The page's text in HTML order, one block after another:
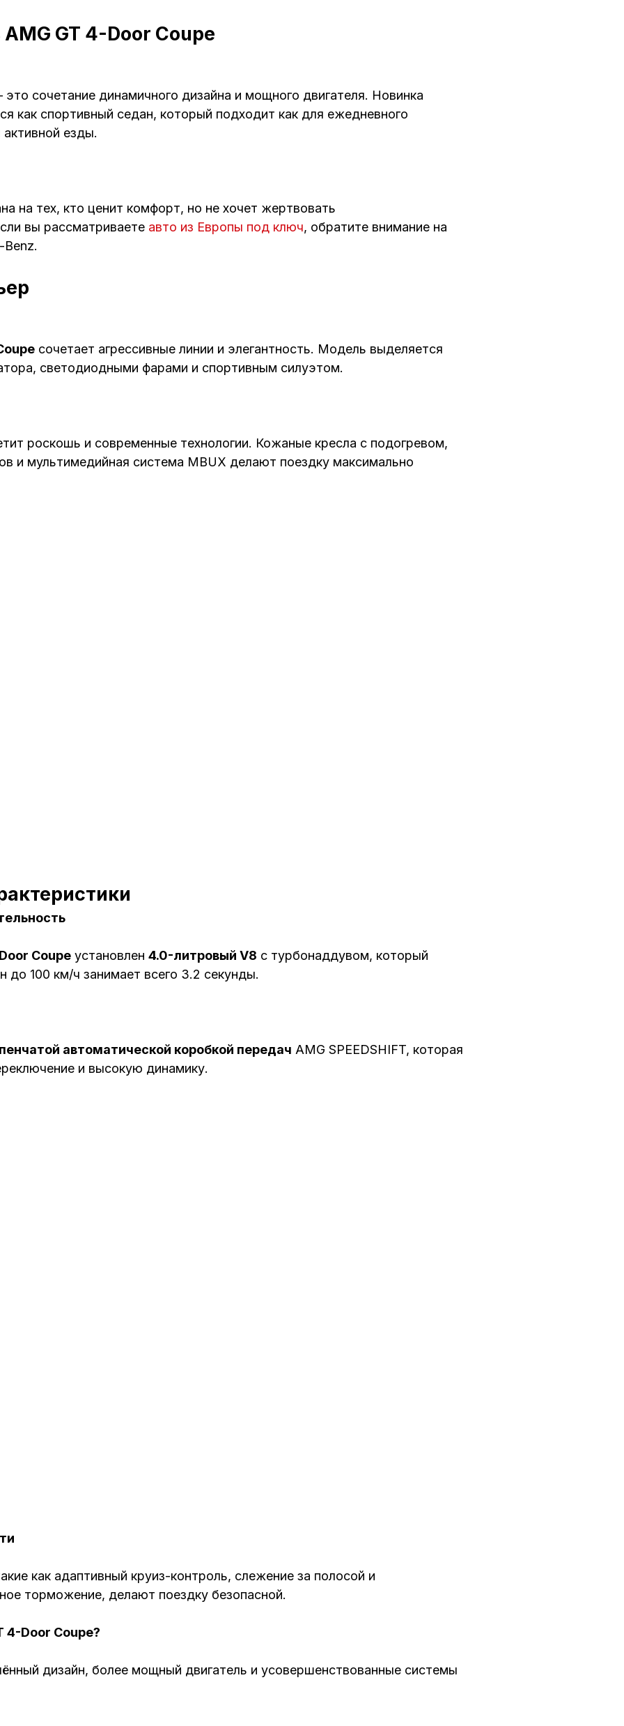
GT 4-Door Coupe
сочетание динамичного дизайна и мощного двигателя. Новинка
как спортивный седан, который подходит как для ежедневного
активной езды.
на тех, кто ценит комфорт, но не хочет жертвовать
вы рассматриваете авто из Европы под ключ, обратите внимание на
Benz.
сочетает агрессивные линии и элегантность. Модель выделяется
светодиодными фарами и спортивным силуэтом.
роскошь и современные технологии. Кожаные кресла с подогревом,
и мультимедийная система MBUX делают поездку максимально
Coupe установлен 4.0-литровый V8 с турбонаддувом, который
до 100 км/ч занимает всего 3.2 секунды.
автоматической коробкой передач AMG SPEEDSHIFT, которая
и высокую динамику.
как адаптивный круиз-контроль, слежение за полосой и
торможение, делают поездку безопасной.
4-Door Coupe?
дизайн, более мощный двигатель и усовершенствованные системы